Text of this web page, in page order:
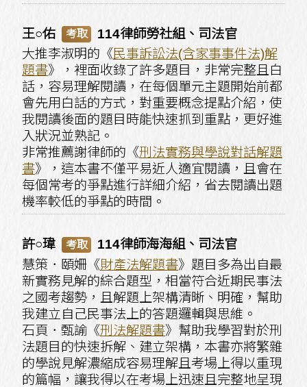
王○佑 考取
114律師勞社組、司法官
大推李淑明的《民事訴訟法(含家事事件法)解
題書》，裡面收錄了許多題目，非常完整且白
話，容易理解閱讀，在每個單元主題開始前都
會先用白話的方式，對重要概念提點介紹，使
我閱讀後面的題目時能快速抓到重點，更好進
入狀況並熟記。
非常推薦謝律師的《刑法實務與學說對話解題
書》，這本書不僅平易近人適宜閱讀，且會在
每個常考的爭點進行詳細介紹，省去閱讀出題
機率較低的爭點的時間。
許○瑋 考取
114律師海海組、司法官
慧策．頤姍《財產法解題書》題目多為出自最
新實務見解的綜合題型，相當符合近期民事法
之國考趨勢，且解題上架構清晰、明確，幫助
我建立自己民事法上的答題邏輯與思維。
石頁．甄諭《刑法解題書》幫助我學習對於刑
法題目的快速拆解、建立架構，本書亦將繁雜
的學說見解濃縮成容易理解且考場上得以重現
的篇幅，讓我得以在考場上迅速且完整地呈現